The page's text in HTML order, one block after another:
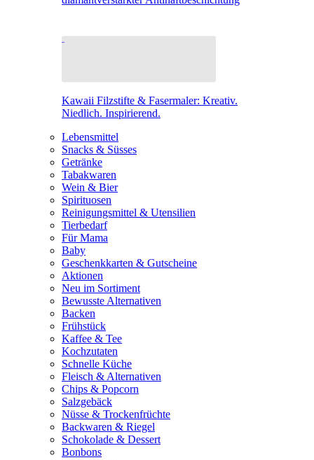
Kawaii Filzstifte & Fasermaler: Kreativ.
Niedlich. Inspirierend.
Lebensmittel
Snacks & Süsses
Getränke
Tabakwaren
Wein & Bier
Spirituosen
Reinigungsmittel & Utensilien
Tierbedarf
Für Mama
Baby
Geschenkkarten & Gutscheine
Aktionen
Neu im Sortiment
Bewusste Alternativen
Backen
Frühstück
Kaffee & Tee
Kochzutaten
Schnelle Küche
Fleisch & Alternativen
Chips & Popcorn
Salzgebäck
Nüsse & Trockenfrüchte
Backwaren & Riegel
Schokolade & Dessert
Bonbons